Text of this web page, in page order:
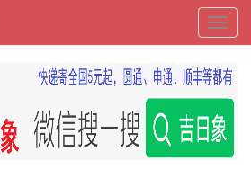
布
米
米